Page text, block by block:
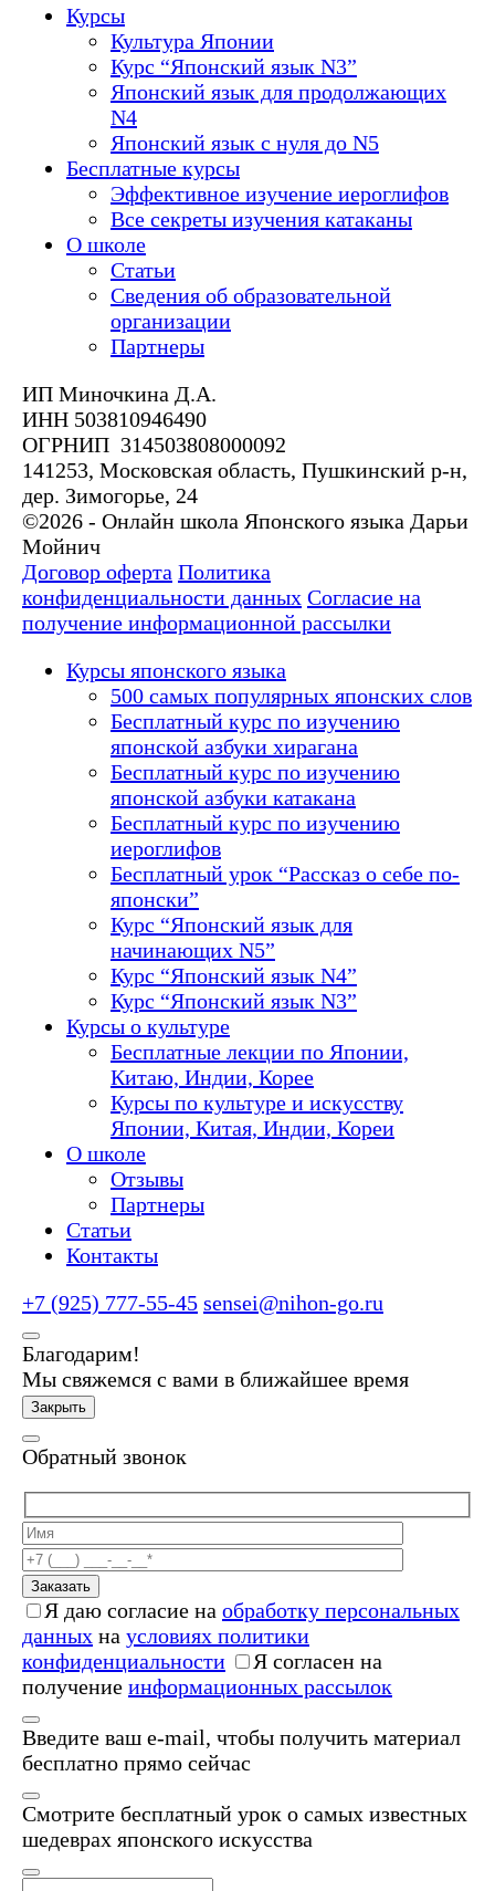
Курсы
Культура Японии
Курс “Японский язык N3”
Японский язык для продолжающих
N4
Японский язык с нуля до N5
Бесплатные курсы
Эффективное изучение иероглифов
Все секреты изучения катаканы
О школе
Статьи
Сведения об образовательной
организации
Партнеры
ИП Миночкина Д.А.
ИНН 503810946490
ОГРНИП 314503808000092
141253, Московская область, Пушкинский р-н,
дер. Зимогорье, 24
©2026 - Онлайн школа Японского языка Дарьи
Мойнич
Договор оферта Политика
конфиденциальности данных Согласие на
получение информационной рассылки
Курсы японского языка
500 самых популярных японских слов
Бесплатный курс по изучению
японской азбуки хирагана
Бесплатный курс по изучению
японской азбуки катакана
Бесплатный курс по изучению
иероглифов
Бесплатный урок “Рассказ о себе по-
японски”
Курс “Японский язык для
начинающих N5”
Курс “Японский язык N4”
Курс “Японский язык N3”
Курсы о культуре
Бесплатные лекции по Японии,
Китаю, Индии, Корее
Курсы по культуре и искусству
Японии, Китая, Индии, Кореи
О школе
Отзывы
Партнеры
Статьи
Контакты
+7 (925) 777-55-45 sensei@nihon-go.ru
Благодарим!
Мы свяжемся с вами в ближайшее время
Закрыть
Обратный звонок
Заказать
Я даю согласие на обработку персональных
данных на условиях политики
конфиденциальности
Я согласен на
получение информационных рассылок
Введите ваш e-mail, чтобы получить материал
бесплатно прямо сейчас
Смотрите бесплатный урок о самых известных
шедеврах японского искусства